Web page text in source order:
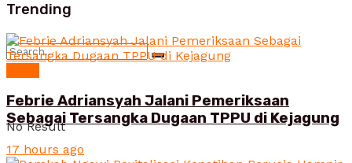
No Result
Trending
Febrie Adriansyah Jalani Pemeriksaan
Sebagai Tersangka Dugaan TPPU di Kejagung
17 hours ago